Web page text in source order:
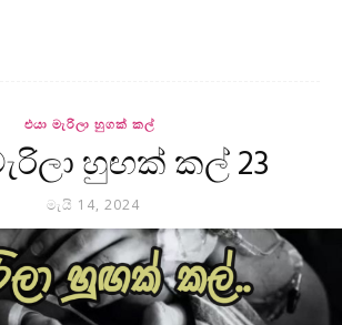
එයා මැරිලා හුගක් කල්
හුඟක් කල් 23
මැයි 14, 2024